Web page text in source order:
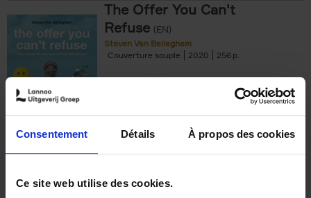
Consentement Détails À propos des cookies
Ce site web utilise des cookies.
The Offer You Can't
Refuse (EN)
Steven Van Belleghem
Couverture souple
2020 256
€37,50